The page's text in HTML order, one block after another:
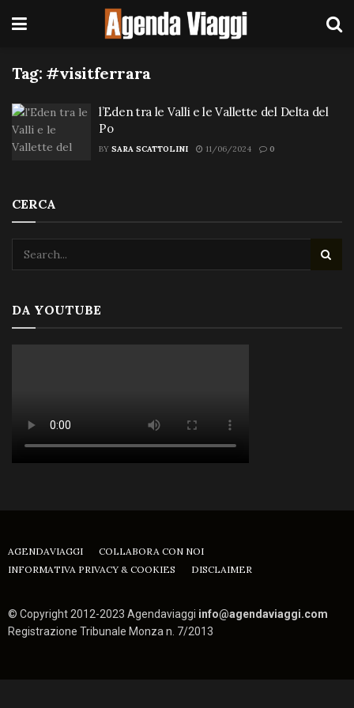
Tag: #visitferrara
l’Eden tra le Valli e le Vallette del Delta del
Po
BY SARA SCATTOLINI 11/06/2024 0
CERCA
DA YOUTUBE
AGENDAVIAGGI
COLLABORA CON NOI
INFORMATIVA PRIVACY & COOKIES
DISCLAIMER
© Copyright 2012-2023 Agendaviaggi info@agendaviaggi.com
Registrazione Tribunale Monza n. 7/2013